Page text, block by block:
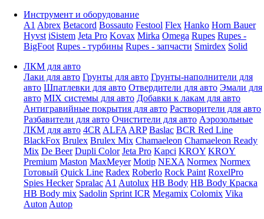
Инструмент и оборудование
A1 Abrex Betacord Bossauto Festool Flex Hanko Horn Bauer
Hyvst iSistem Jeta Pro Kovax Mirka Omega Rupes Rupes -
BigFoot Rupes - турбины Rupes - запчасти Smirdex Solid
ЛКМ для авто
Лаки для авто Грунты для авто Грунты-наполнители для
авто Шпатлевки для авто Отвердители для авто Эмали для
авто MIX системы для авто Добавки к лакам для авто
Антигравийные покрытия для авто Растворители для авто
Разбавители для авто Очистители для авто Аэрозольные
ЛКМ для авто 4CR ALFA ARP Baslac BCR Red Line
BlackFox Brulex Brulex Mix Chamaeleon Chamaeleon Ready
Mix De Beer Dupli Color Jeta Pro Kapci KROY KROY
Premium Maston MaxMeyer Motip NEXA Normex Normex
Готовый Quick Line Radex Roberlo Rock Paint RoxelPro
Spies Hecker Spralac A1 Autolux HB Body HB Body Краска
HB Body mix Sadolin Sprint ICR Megamix Colomix Vika
Auton Autop